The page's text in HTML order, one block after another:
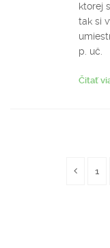
ktorej
tak si
p. uč.
Čitať
1